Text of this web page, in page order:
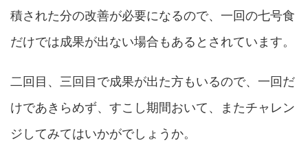
積された分の改善が必要になるので、一回の七号食
だけでは成果が出ない場合もあるとされています。
二回目、三回目で成果が出た方もいるので、一回だ
けであきらめず、すこし期間おいて、またチャレン
ジしてみてはいかがでしょうか。